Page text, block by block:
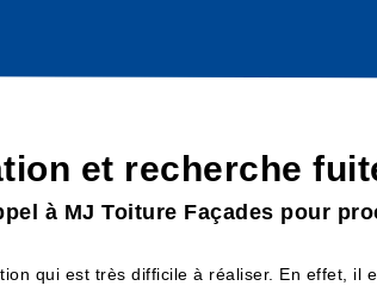
et recherche
à MJ Toiture Façades pour
qui est très difficile à réaliser. En effet,